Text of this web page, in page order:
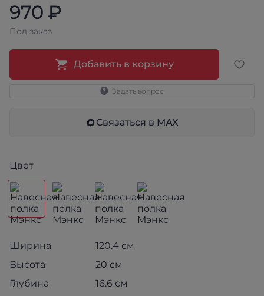
970 ₽
Под заказ
Добавить в корзину
Задать вопрос
Связаться в МАХ
Цвет
Ширина
120.4 см
Высота
20 см
Глубина
16.6 см